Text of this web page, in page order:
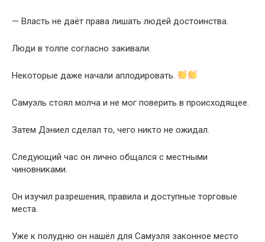
— Власть не даёт права лишать людей достоинства.
Люди в толпе согласно закивали.
Некоторые даже начали аплодировать.
Самуэль стоял молча и не мог поверить в происходящее.
Затем Дэниел сделал то, чего никто не ожидал.
Следующий час он лично общался с местными
чиновниками.
Он изучил разрешения, правила и доступные торговые
места.
Уже к полудню он нашёл для Самуэля законное место